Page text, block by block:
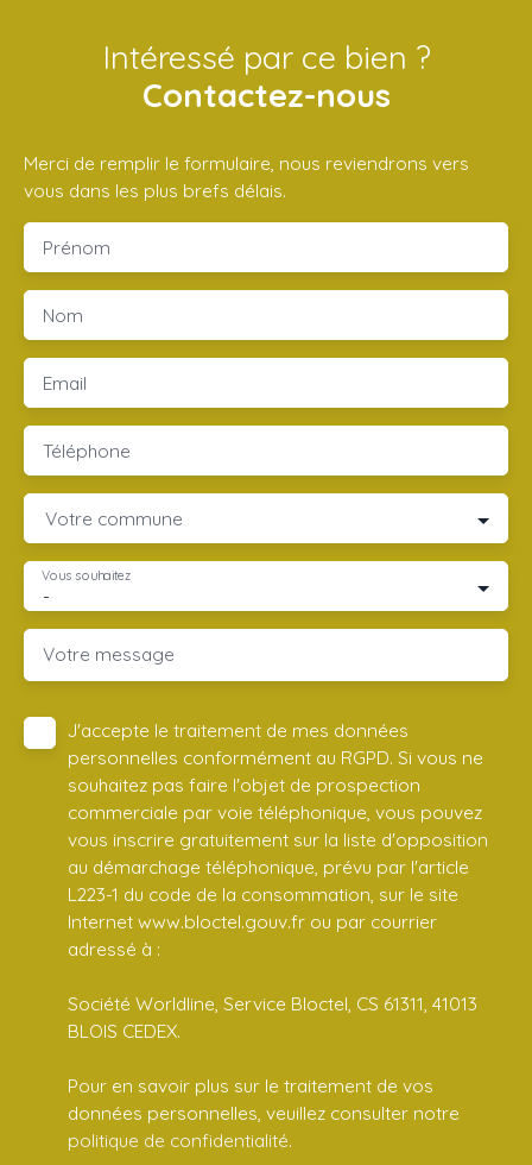
Intéressé par ce bien ?
Contactez-nous
Merci de remplir le formulaire, nous reviendrons vers
vous dans les plus brefs délais.
Prénom
Nom
Email
Téléphone
Votre commune
-
Vous souhaitez
Votre message
J'accepte le traitement de mes données
personnelles conformément au RGPD. Si vous ne
souhaitez pas faire l'objet de prospection
commerciale par voie téléphonique, vous pouvez
vous inscrire gratuitement sur la liste d'opposition
au démarchage téléphonique, prévu par l'article
L223-1 du code de la consommation, sur le site
Internet www.bloctel.gouv.fr ou par courrier
adressé à :
Société Worldline, Service Bloctel, CS 61311, 41013
BLOIS CEDEX.
Pour en savoir plus sur le traitement de vos
données personnelles, veuillez consulter notre
politique de confidentialité.